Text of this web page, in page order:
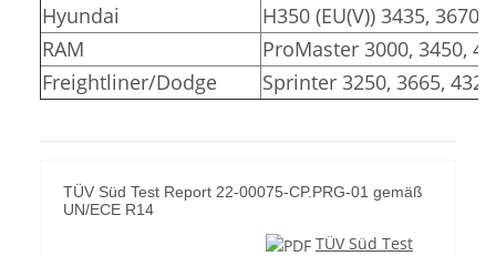
Hyundai
H350 (EU(V)) 3435, 3670
RAM
ProMaster 3000, 3450,
Freightliner/Dodge
Sprinter 3250, 3665, 4325
TÜV Süd Test Report 22-00075-CP.PRG-01 gemäß
UN/ECE R14
TÜV Süd Test